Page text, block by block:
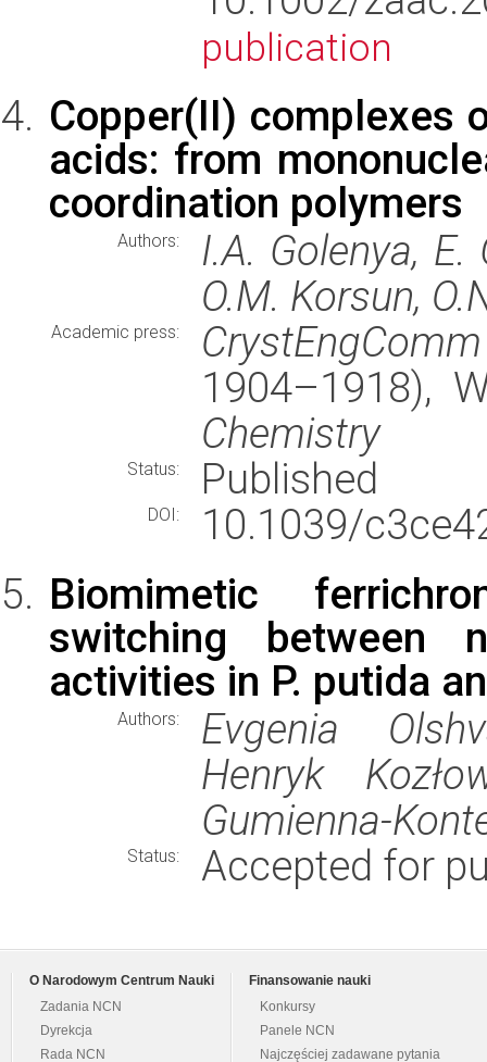
publication
Copper(II) complexes
acids: from
coordination polymers
Authors:
I.A. Golenya,
O.M. Korsun,
Academic press: CrystEngComm
1904–1918),
Chemistry
Status: Published
DOI:
10.1039/
Biomimetic
switching between
activities in P. putida
Authors:
Evgenia
Henryk
Gumienna-
Status: Accepted for
O Narodowym Centrum Nauki
Zadania NCN
Dyrekcja
Rada NCN
Finansowanie nauki
Konkursy
Panele NCN
Najczęściej zadawane pytania